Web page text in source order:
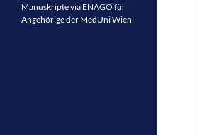
Manuskripte via ENAGO für
Angehörige der MedUni Wien